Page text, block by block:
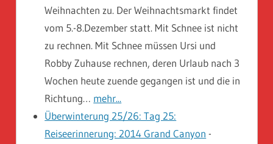
Weihnachten zu. Der Weihnachtsmarkt findet
vom 5.-8.Dezember statt. Mit Schnee ist nicht
zu rechnen. Mit Schnee müssen Ursi und
Robby Zuhause rechnen, deren Urlaub nach 3
Wochen heute zuende gegangen ist und die in
Richtung… mehr...
Überwinterung 25/26: Tag 25:
Reiseerinnerung: 2014 Grand Canyon -